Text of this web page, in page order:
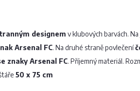
designem v klubových barvách.
Arsenal FC. Na druhé straně povlečení
znaky Arsenal FC. Příjemný materiál.
50 x 75 cm